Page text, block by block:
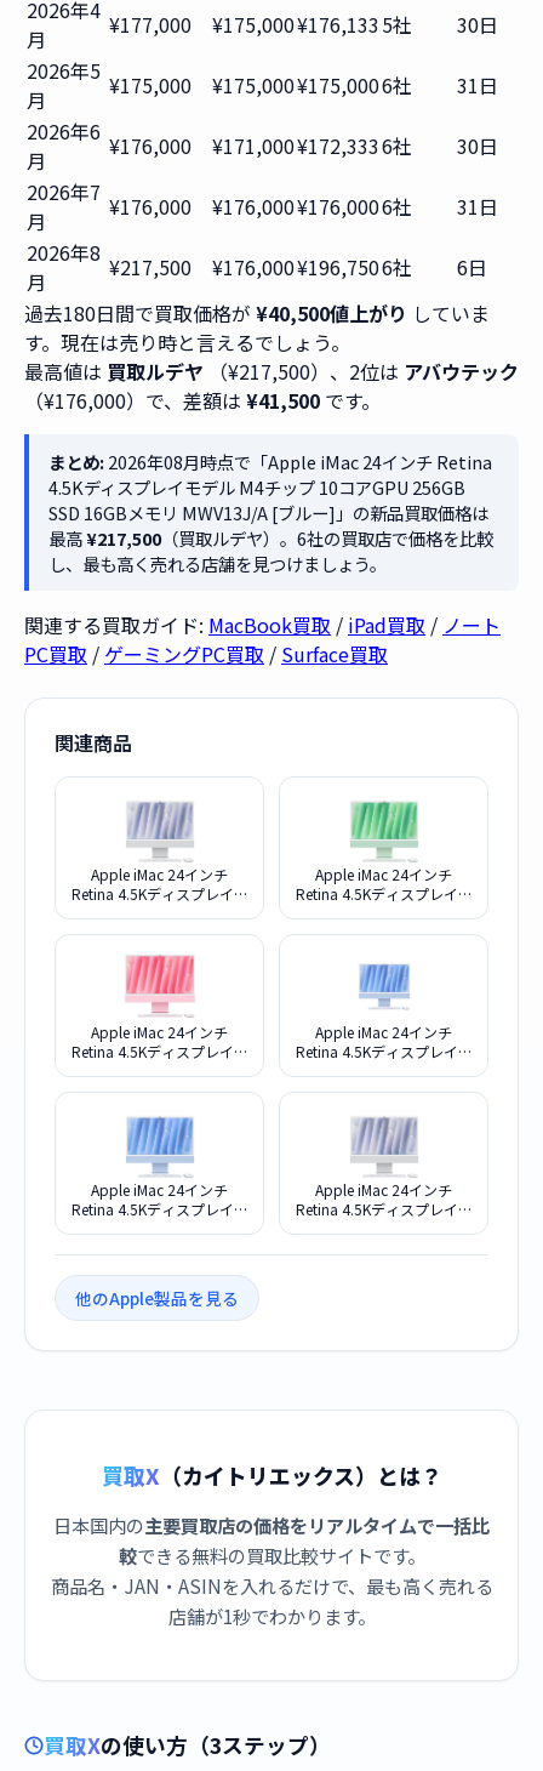
2026年4
月
¥177,000 ¥175,000¥176,1335社
30日
2026年5
月
¥175,000 ¥175,000¥175,0006社
31日
2026年6
月
¥176,000 ¥171,000¥172,3336社
30日
2026年7
月
¥176,000 ¥176,000¥176,0006社
31日
2026年8
月
¥217,500 ¥176,000¥196,7506社
6日
過去180日間で買取価格が ¥40,500値上がり していま
す。現在は売り時と言えるでしょう。
最高値は 買取ルデヤ （¥217,500）、2位は アバウテック
（¥176,000）で、差額は ¥41,500 です。
まとめ:2026年08月時点で「Apple iMac 24インチ Retina
4.5Kディスプレイモデル M4チップ 10コアGPU 256GB
SSD 16GBメモリ MWV13J/A [ブルー]」の新品買取価格は
最高¥217,500（買取ルデヤ）。6社の買取店で価格を比較
し、最も高く売れる店舗を見つけましょう。
関連する買取ガイド: MacBook買取 / iPad買取 / ノート
PC買取 / ゲーミングPC買取 / Surface買取
関連商品
Apple iMac 24インチ
Retina 4.5Kディスプレイモ
512GB SSD 24GBメモリ
MCR24J/A [シルバー]
Apple iMac 24インチ
Retina 4.5Kディスプレイモ
512GB SSD 24GBメモリ
Apple iMac 24インチ
Retina 4.5Kディスプレイモ
512GB SSD 24GBメモリ
Apple iMac 24インチ
Retina 4.5Kディスプレイモ
512GB SSD 24GBメモリ
Apple iMac 24インチ
Retina 4.5Kディスプレイモ
Apple iMac 24インチ
Retina 4.5Kディスプレイモ
他のApple製品を見る
買取X （カイトリエックス）とは？
日本国内の主要買取店の価格をリアルタイムで一括比
較できる無料の買取比較サイトです。
商品名・JAN・ASINを入れるだけで、最も高く売れる
店舗が1秒でわかります。
買取Xの使い方（3ステップ）